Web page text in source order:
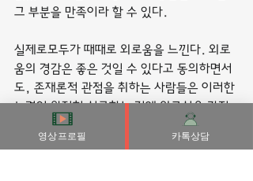
그 부분을 만족이라 할 수 있다.
실제로모두가 때때로 외로움을 느낀다. 외로
움의 경감은 좋은 것일 수 있다고 동의하면서
도, 존재론적 관점을 취하는 사람들은 이러한
노력이 완전히 성공하는 것엔 의구심을 가지
며, 외로움을 피할 수 없고 이로운 것이라고
보는데 이는 삶의 기쁨을 느끼게 해주기 때문
영상프로필 카톡상담